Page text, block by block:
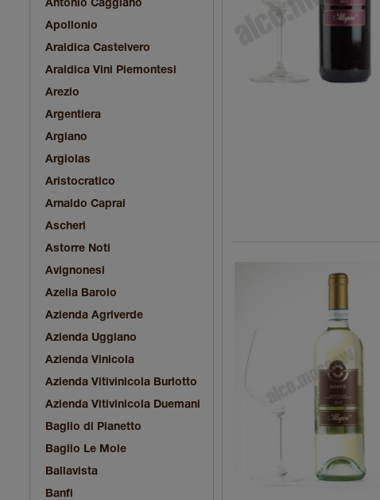
Antonio Caggiano
Apollonio
Araldica Castelvero
Araldica Vini Piemontesi
Arezio
Argentiera
Argiano
Argiolas
Aristocratico
Arnaldo Caprai
Ascheri
Astorre Noti
Avignonesi
Azelia Barolo
Azienda Agriverde
Azienda Uggiano
Azienda Vinicola
Azienda Vitivinicola Burlotto
Azienda Vitivinicola Duemani
Baglio di Pianetto
Baglio Le Mole
Ballavista
Banfi